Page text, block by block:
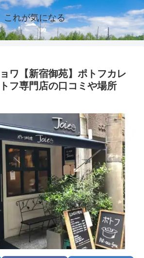
これが気になる
ワ【新宿御苑】ポトフカレ
フ専門店の口コミや場所